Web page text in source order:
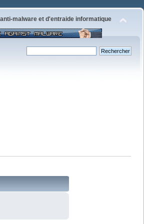
malware et d'entraide informatique